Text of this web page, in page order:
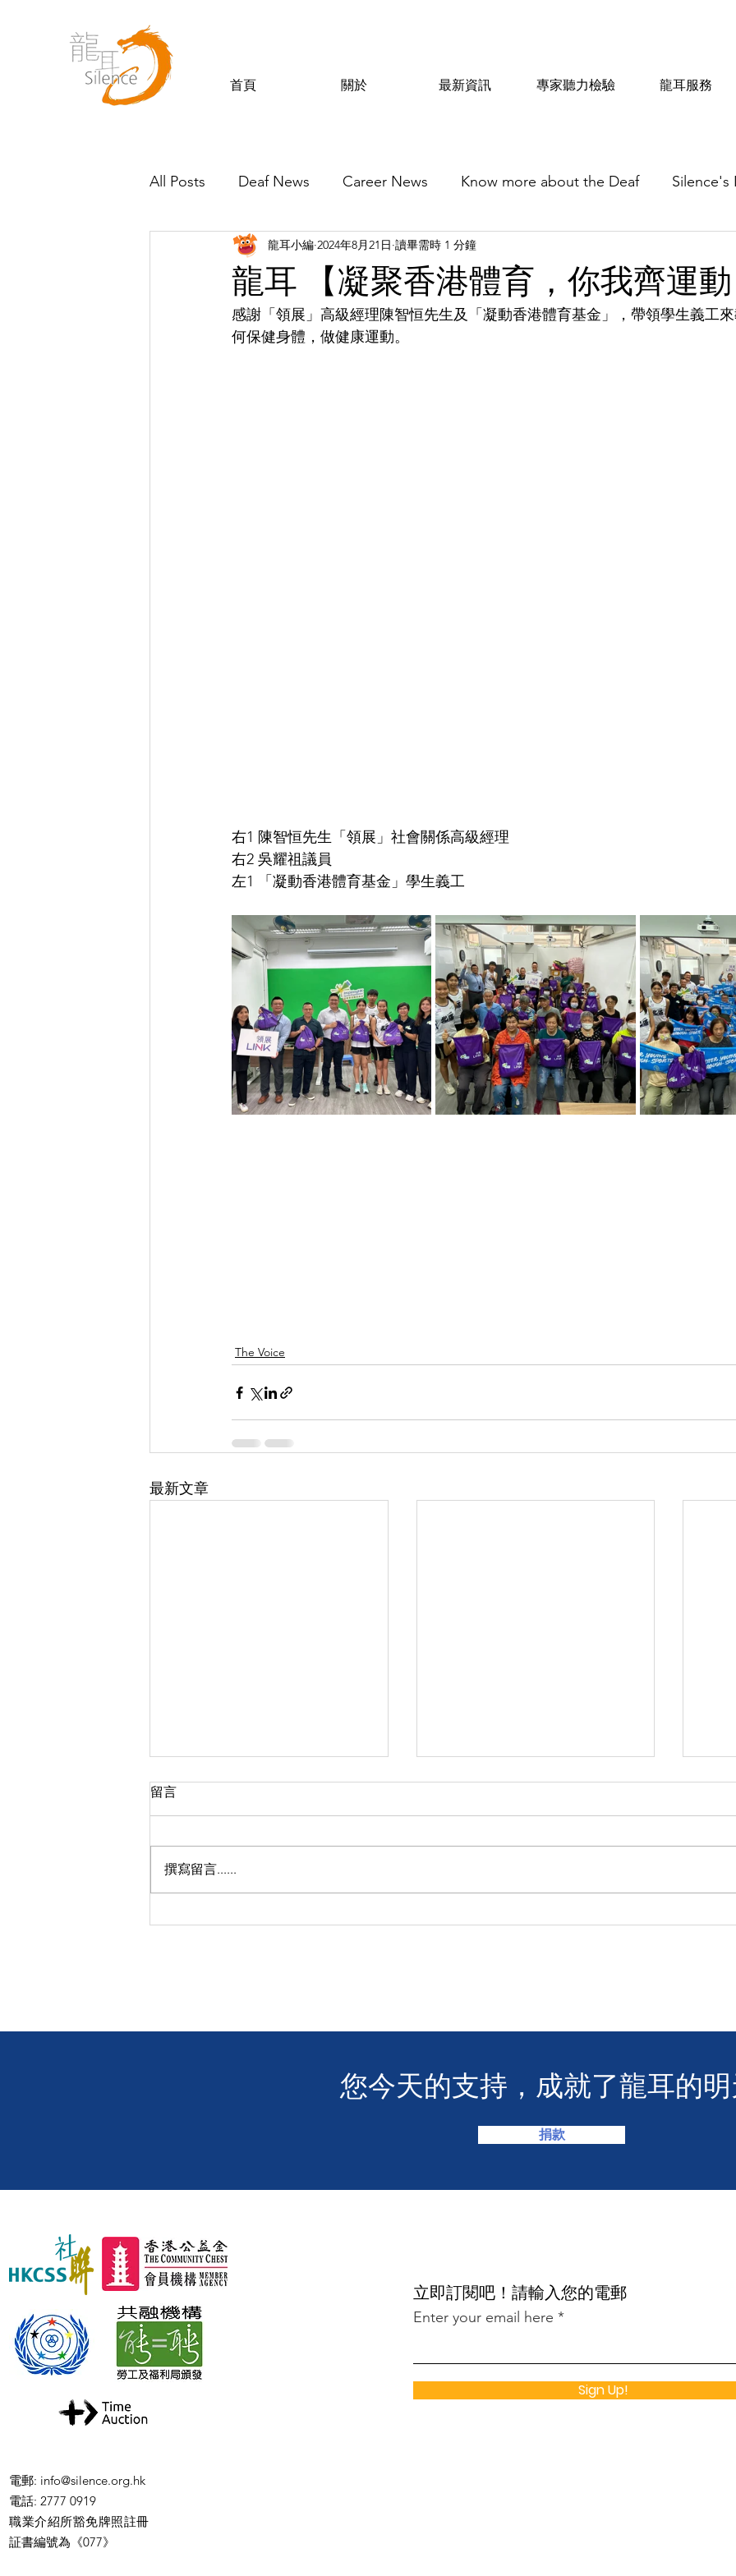
首頁 關於 最新資訊 專家聽力檢驗 龍耳服務
All Posts Deaf News Career News Know more about the Deaf Silence's
Silence’s Friends
龍耳 【凝聚香港體育，你我齊運
龍耳小編 2024年8月21日 讀畢需時 1 分鐘
感謝「領展」高級經理陳智恒先生及「凝動香港體育基金」，帶領學生義工
何保健身體，做健康運動。
右1 陳智恒先生「領展」社會關係高級經理
右2 吳耀祖議員
左1 「凝動香港體育基金」學生義工
The Voice
最新文章
【感恩關注】❤️ 讓我們聆聽聾
🧯 【推動資訊無障礙！龍耳為
【
留言
撰寫留言......
您今天的支持，成就了龍耳的
捐款
電郵: info@silence.org.hk
電話: 2777 0919
職業介紹所豁免牌照註冊
証書編號為《077》
​立即訂閱吧！請輸入您的電郵
Enter your email here
Sign Up!